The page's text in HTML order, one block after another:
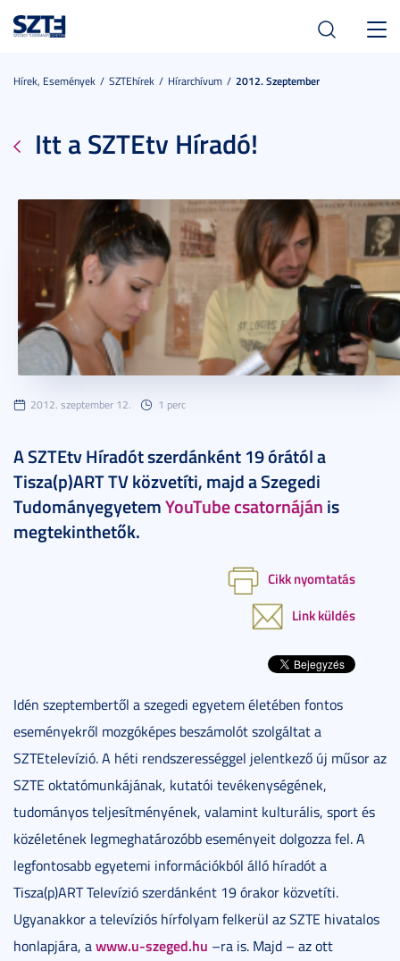
Hírek, Események SZTEhírek Hírarchívum 2012. Szeptember
Itt a SZTEtv Híradó!
2012. szeptember 12. 1 perc
A SZTEtv Híradót szerdánként 19 órától a
Tisza(p)ART TV közvetíti, majd a Szegedi
TudományegyetemYouTube csatornáján is
megtekinthetők.
Cikk nyomtatás
Link küldés
Idén szeptembertől a szegedi egyetem életében fontos
eseményekről mozgóképes beszámolót szolgáltat a
SZTEtelevízió. A héti rendszerességgel jelentkező új műsor az
SZTE oktatómunkájának, kutatói tevékenységének,
tudományos teljesítményének, valamint kulturális, sport és
közéletének legmeghatározóbb eseményeit dolgozza fel. A
legfontosabb egyetemi információkból álló híradót a
Tisza(p)ART Televízió szerdánként 19 órakor közvetíti.
Ugyanakkor a televíziós hírfolyam felkerül az SZTE hivatalos
honlapjára, awww.u-szeged.hu –ra is. Majd – az ott